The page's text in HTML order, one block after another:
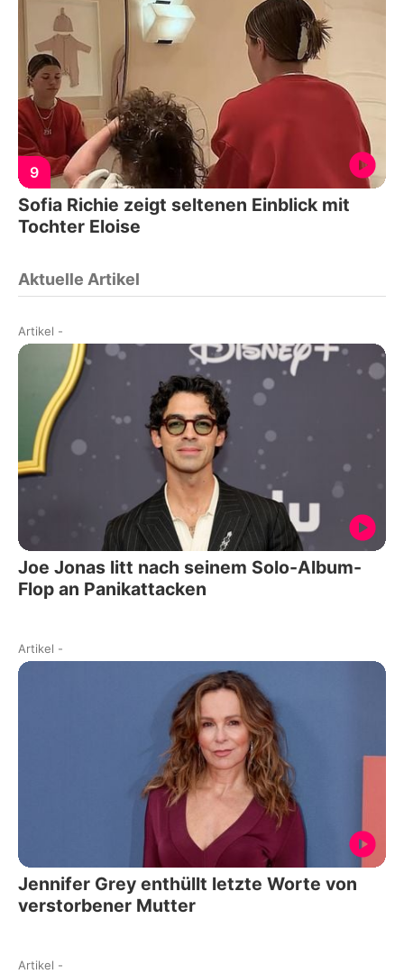
9
Sofia Richie zeigt seltenen Einblick mit
Tochter Eloise
Aktuelle Artikel
Artikel -
Joe Jonas litt nach seinem Solo-Album-
Flop an Panikattacken
Artikel -
Jennifer Grey enthüllt letzte Worte von
verstorbener Mutter
Artikel -